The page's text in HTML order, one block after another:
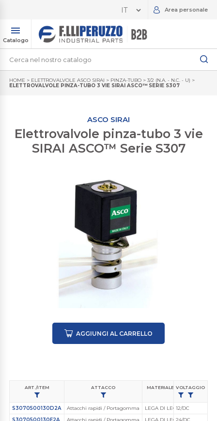
Area personale
Catalogo
HOME > ELETTROVALVOLE ASCO SIRAI > PINZA-TUBO > 3/2 (N.A. - N.C. - U) >
ELETTROVALVOLE PINZA-TUBO 3 VIE SIRAI ASCO™ SERIE S307
ASCO SIRAI
Elettrovalvole pinza-tubo 3 vie
SIRAI ASCO™ Serie S307
AGGIUNGI AL CARRELLO
ART./ITEM ATTACCO MATERIALE CORPO VALVOLA
VOLTAGGIO
S3070500130D2A Attacchi rapidi / Portagomma LEGA DI LEGA DI ALLUMINIO
12/DC